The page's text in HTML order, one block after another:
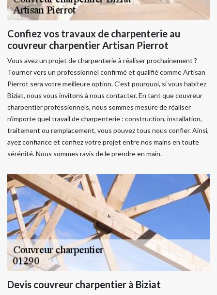
Confiez vos travaux de charpenterie au
couvreur charpentier Artisan Pierrot
Vous avez un projet de charpenterie à réaliser prochainement ?
Tourner vers un professionnel confirmé et qualifié comme Artisan
Pierrot sera votre meilleure option. C’est pourquoi, si vous habitez
Biziat, nous vous invitons à nous contacter. En tant que couvreur
charpentier professionnels, nous sommes mesure de réaliser
n’importe quel travail de charpenterie : construction, installation,
traitement ou remplacement, vous pouvez tous nous confier. Ainsi,
ayez confiance et confiez votre projet entre nos mains en toute
sérénité. Nous sommes ravis de le prendre en main.
Devis couvreur charpentier à Biziat